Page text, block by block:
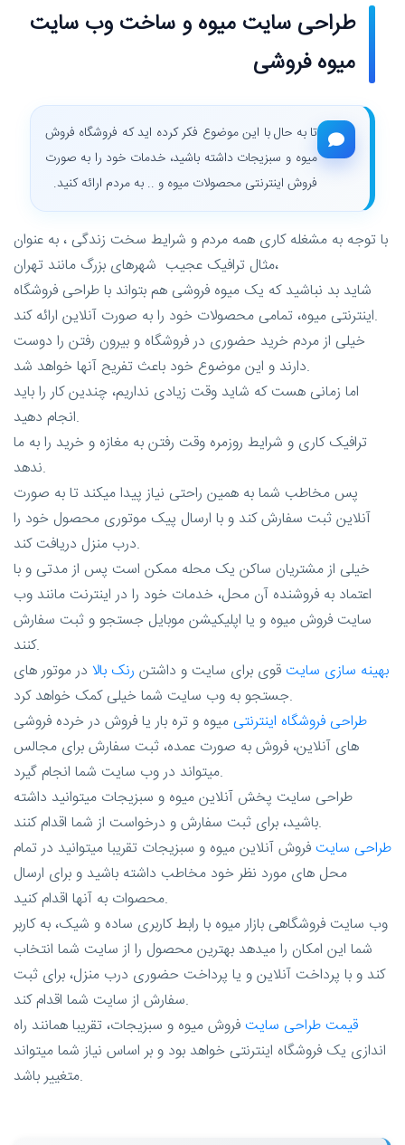
طراحی سایت میوه و ساخت وب سایت
میوه فروشی
تا به حال با این موضوع فکر کرده اید که فروشگاه فروش
میوه و سبزیجات داشته باشید، خدمات خود را به صورت
فروش اینترنتی محصولات میوه و .. به مردم ارائه کنید.
با توجه به مشغله کاری همه مردم و شرایط سخت زندگی ، به عنوان
مثال ترافیک عجیب شهرهای بزرگ مانند تهران،
شاید بد نباشید که یک میوه فروشی هم بتواند با طراحی فروشگاه
اینترنتی میوه، تمامی محصولات خود را به صورت آنلاین ارائه کند.
خیلی از مردم خرید حضوری در فروشگاه و بیرون رفتن را دوست
دارند و این موضوع خود باعث تفریح آنها خواهد شد.
اما زمانی هست که شاید وقت زیادی نداریم، چندین کار را باید
انجام دهید.
ترافیک کاری و شرایط روزمره وقت رفتن به مغازه و خرید را به ما
ندهد.
پس مخاطب شما به همین راحتی نیاز پیدا میکند تا به صورت
آنلاین ثبت سفارش کند و با ارسال پیک موتوری محصول خود را
درب منزل دریافت کند.
خیلی از مشتریان ساکن یک محله ممکن است پس از مدتی و با
اعتماد به فروشنده آن محل، خدمات خود را در اینترنت مانند وب
سایت فروش میوه و یا اپلیکیشن موبایل جستجو و ثبت سفارش
کنند.
بهینه سازی سایتقوی برای سایت و داشتن رنک بالا در موتور های
جستجو به وب سایت شما خیلی کمک خواهد کرد.
طراحی فروشگاه اینترنتی میوه و تره بار یا فروش در خرده فروشی
های آنلاین، فروش به صورت عمده، ثبت سفارش برای مجالس
میتواند در وب سایت شما انجام گیرد.
طراحی سایت پخش آنلاین میوه و سبزیجات میتوانید داشته
باشید، برای ثبت سفارش و درخواست از شما اقدام کنند.
طراحی سایتفروش آنلاین میوه و سبزیجات تقریبا میتوانید در تمام
محل های مورد نظر خود مخاطب داشته باشید و برای ارسال
محصوات به آنها اقدام کنید.
وب سایت فروشگاهی بازار میوه با رابط کاربری ساده و شیک، به کاربر
شما این امکان را میدهد بهترین محصول را از سایت شما انتخاب
کند و با پرداخت آنلاین و یا پرداخت حضوری درب منزل، برای ثبت
سفارش از سایت شما اقدام کند.
قیمت طراحی سایتفروش میوه و سبزیجات، تقریبا همانند راه
اندازی یک فروشگاه اینترنتی خواهد بود و بر اساس نیاز شما میتواند
متغییر باشد.